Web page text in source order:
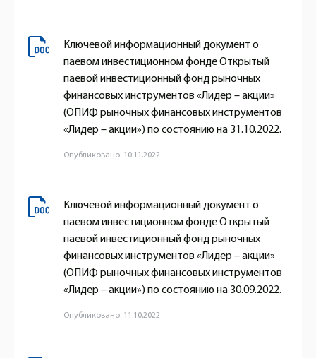
Ключевой информационный документ о
паевом инвестиционном фонде Открытый
паевой инвестиционный фонд рыночных
финансовых инструментов «Лидер – акции»
(ОПИФ рыночных финансовых инструментов
«Лидер – акции») по состоянию на 31.10.2022.
Опубликовано: 10.11.2022
Ключевой информационный документ о
паевом инвестиционном фонде Открытый
паевой инвестиционный фонд рыночных
финансовых инструментов «Лидер – акции»
(ОПИФ рыночных финансовых инструментов
«Лидер – акции») по состоянию на 30.09.2022.
Опубликовано: 11.10.2022